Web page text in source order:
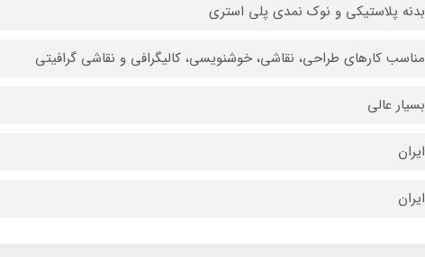
بدنه پلاستیکی و نوک نمدی پلی استری
مناسب کارهای طراحی، نقاشی، خوشنویسی، کالیگرافی و نقاشی گرافیتی
بسیار عالی
ایران
ایران